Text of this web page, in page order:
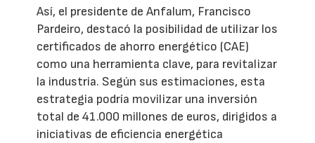
Así, el presidente de Anfalum, Francisco
Pardeiro, destacó la posibilidad de utilizar los
certificados de ahorro energético (CAE)
como una herramienta clave, para revitalizar
la industria. Según sus estimaciones, esta
estrategia podría movilizar una inversión
total de 41.000 millones de euros, dirigidos a
iniciativas de eficiencia energética